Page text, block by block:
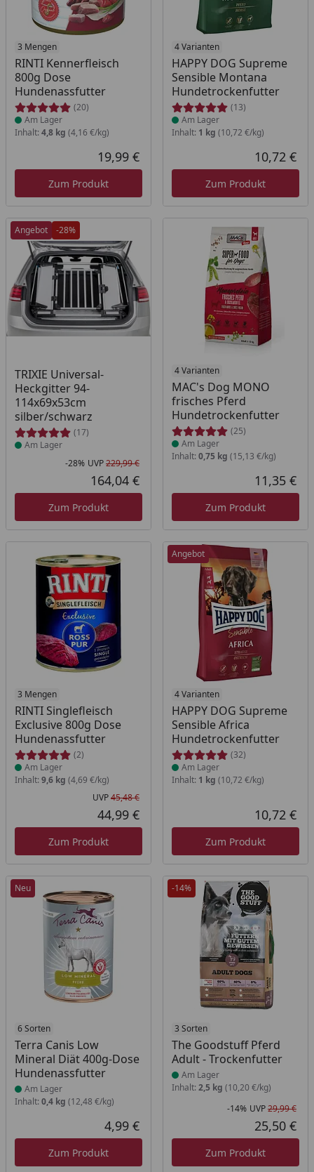
3 Mengen
RINTI Kennerfleisch
800g Dose
Hundenassfutter
(20)
Produkt am Lager
Am Lager
Inhalt: 4,8 kg (4,16 €/kg)
Aktueller Preis
19,99 €
Zum Produkt
4 Varianten
HAPPY DOG Supreme
Sensible Montana
Hundetrockenfutter
(13)
Produkt am Lager
Am Lager
Inhalt: 1 kg (10,72 €/kg)
10,72 €
Zum Produkt
Angebot -28%
TRIXIE Universal-
Heckgitter 94-
114x69x53cm
silber/schwarz
(17)
Produkt am Lager
Am Lager
Rabatt in Prozent
-28%
Ursprünglicher Preis
UVP229,99 €
Aktueller Preis
164,04 €
Zum Produkt
4 Varianten
MAC's Dog MONO
frisches Pferd
Hundetrockenfutter
(25)
Produkt am Lager
Am Lager
Inhalt: 0,75 kg (15,13 €/kg)
11,35 €
Zum Produkt
3 Mengen
RINTI Singlefleisch
Exclusive 800g Dose
Hundenassfutter
(2)
Produkt am Lager
Am Lager
Inhalt: 9,6 kg (4,69 €/kg)
Ursprünglicher Preis
UVP45,48 €
Aktueller Preis
44,99 €
Zum Produkt
Angebot
4 Varianten
HAPPY DOG Supreme
Sensible Africa
Hundetrockenfutter
(32)
Produkt am Lager
Am Lager
Inhalt: 1 kg (10,72 €/kg)
10,72 €
Zum Produkt
Neu
6 Sorten
Terra Canis Low
Mineral Diät 400g-Dose
Hundenassfutter
Produkt am Lager
Am Lager
Inhalt: 0,4 kg (12,48 €/kg)
Aktueller Preis
4,99 €
Zum Produkt
-14%
3 Sorten
The Goodstuff Pferd
Adult - Trockenfutter
Produkt am Lager
Am Lager
Inhalt: 2,5 kg (10,20 €/kg)
-14% UVP29,99 €
25,50 €
Zum Produkt